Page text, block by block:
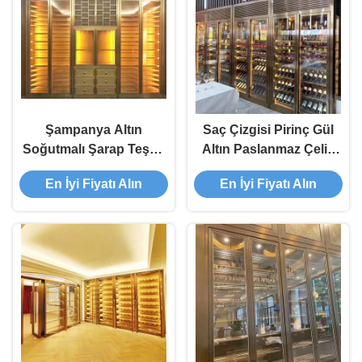
Şampanya Altın
Soğutmalı Şarap Teşhir
Dolabı Ünitesi ASTM
316L ISO 300 * 160cm
En İyi Fiyatı Alın
Saç Çizgisi Pirinç Gül
Altın Paslanmaz Çelik
Şarap Dolapları
Buzdolabı 300mm -
En İyi Fiyatı Alın